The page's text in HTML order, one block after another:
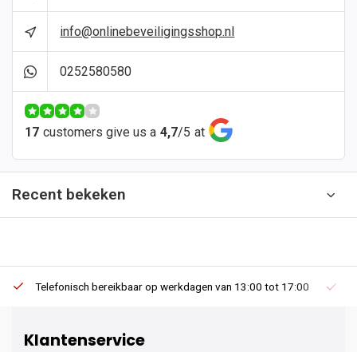
info@onlinebeveiligingsshop.nl
0252580580
17 customers give us a 4,7/5 at
Recent bekeken
Telefonisch bereikbaar op werkdagen van 13:00 tot 17:00
Klantenservice